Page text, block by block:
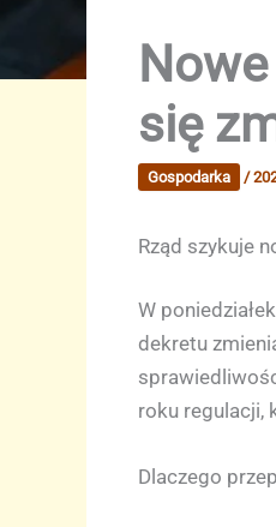
się
Gospodarka /
Rząd szykuje
W
dekretu
roku regulacji,
Dlaczego